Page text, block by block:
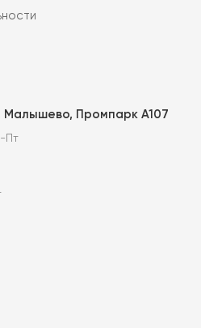
Малышево, Промпарк А107
Пт